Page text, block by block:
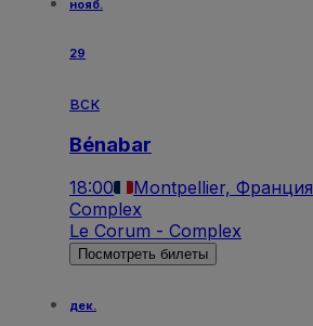
нояб.
29
вск
Bénabar
18:00 Montpellier, Франция
Complex
Le Corum - Complex
Посмотреть билеты
дек.